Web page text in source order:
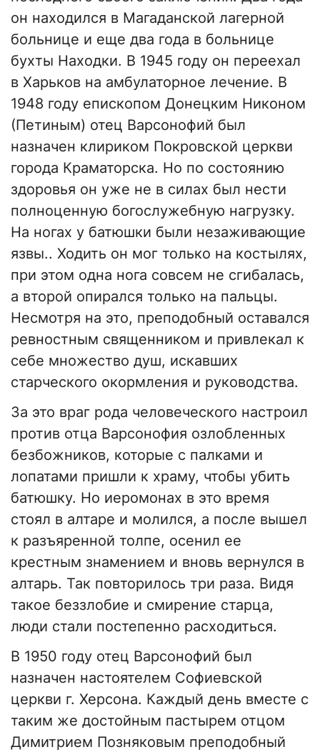
он находился в Магаданской лагерной
больнице и еще два года в больнице
бухты Находки. В 1945 году он переехал
в Харьков на амбулаторное лечение. В
1948 году епископом Донецким Никоном
(Петиным) отец Варсонофий был
назначен клириком Покровской церкви
города Краматорска. Но по состоянию
здоровья он уже не в силах был нести
полноценную богослужебную нагрузку.
На ногах у батюшки были незаживающие
язвы.. Ходить он мог только на костылях,
при этом одна нога совсем не сгибалась,
а второй опирался только на пальцы.
Несмотря на это, преподобный оставался
ревностным священником и привлекал к
себе множество душ, искавших
старческого окормления и руководства.
За это враг рода человеческого настроил
против отца Варсонофия озлобленных
безбожников, которые с палками и
лопатами пришли к храму, чтобы убить
батюшку. Но иеромонах в это время
стоял в алтаре и молился, а после вышел
к разъяренной толпе, осенил ее
крестным знамением и вновь вернулся в
алтарь. Так повторилось три раза. Видя
такое беззлобие и смирение старца,
люди стали постепенно расходиться.
В 1950 году отец Варсонофий был
назначен настоятелем Софиевской
церкви г. Херсона. Каждый день вместе с
таким же достойным пастырем отцом
Димитрием Позняковым преподобный